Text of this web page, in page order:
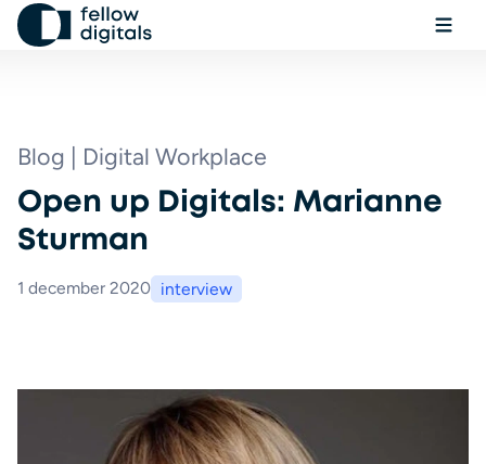
Ga naar de inhoud
Boek een demo
Open up Digitals: Marianne
Sturman
Blog | Digital Workplace
1 december 2020 interview